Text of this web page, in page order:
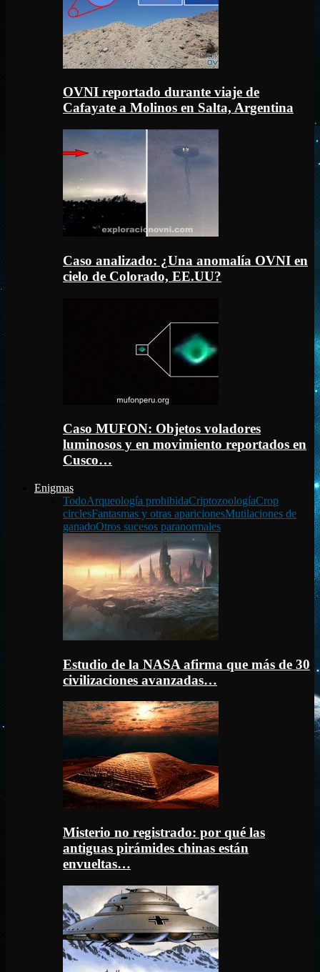
OVNI reportado durante viaje de
Cafayate a Molinos en Salta, Argentina
Caso analizado: ¿Una anomalía OVNI en
cielo de Colorado, EE.UU?
Caso MUFON: Objetos voladores
luminosos y en movimiento reportados en
Cusco…
Enigmas
TodoArqueología prohibidaCriptozoologíaCrop
circlesFantasmas y otras aparicionesMutilaciones de
ganadoOtros sucesos paranormales
Estudio de la NASA afirma que más de 30
civilizaciones avanzadas…
Misterio no registrado: por qué las
antiguas pirámides chinas están
envueltas…